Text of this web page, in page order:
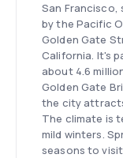
San Francisco,
by the Pacific
Golden Gate
California. It's
about 4.6
Golden Gate
the city
The climate is
mild winters.
seasons to